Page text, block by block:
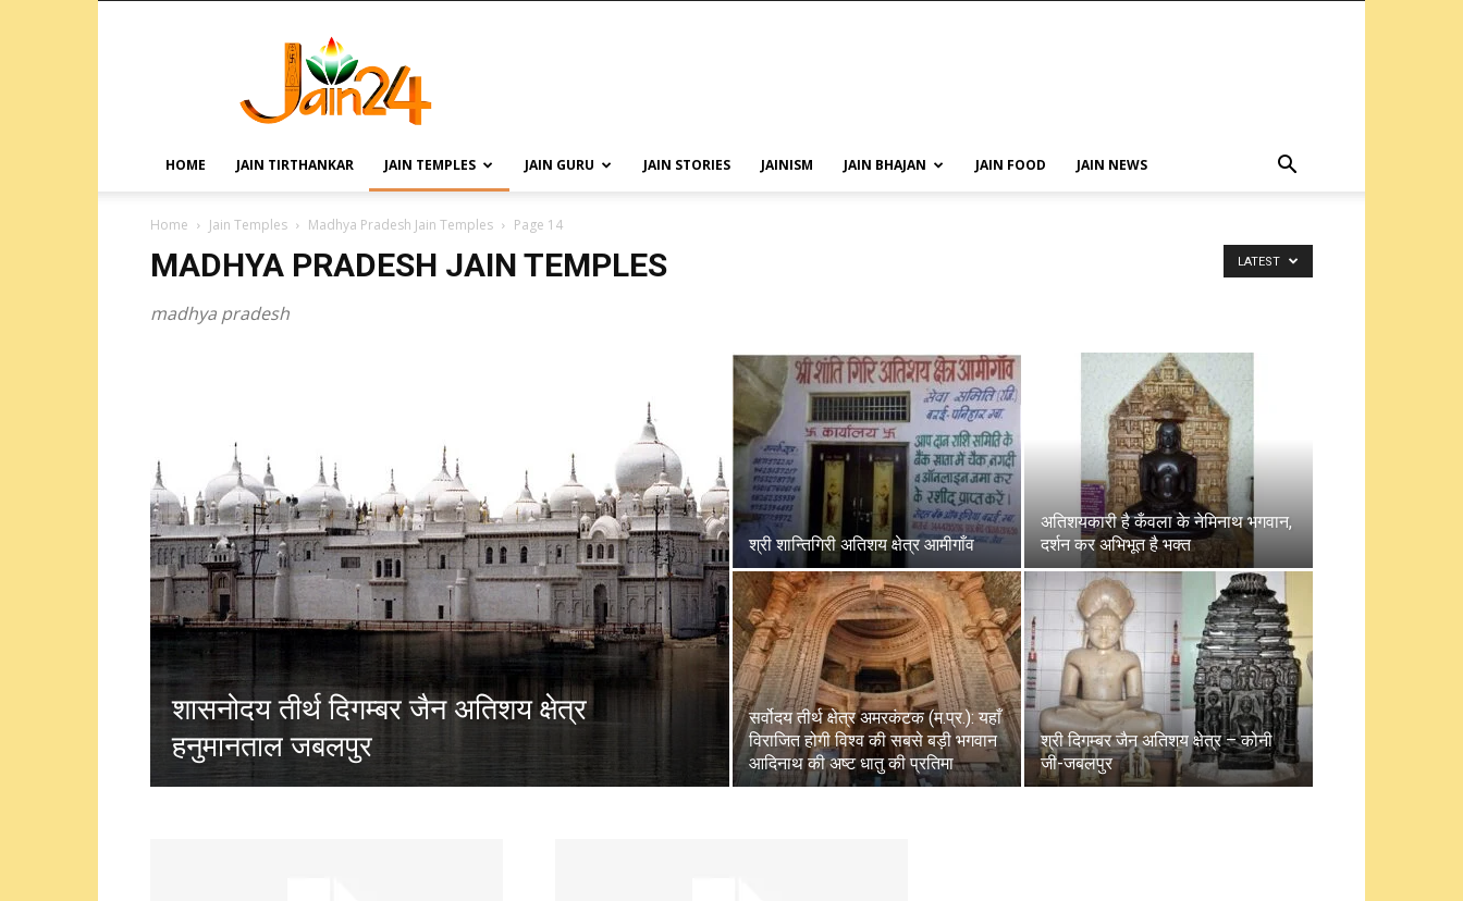
HOME JAIN TIRTHANKAR JAIN TEMPLES JAIN GURU JAIN STORIES JAINISM JAIN BHAJAN JAIN FOOD JAIN NEWS
Home Jain Temples Madhya Pradesh Jain Temples Page 14
MADHYA PRADESH JAIN TEMPLES
madhya pradesh
LATEST
शासनोदय तीर्थ दिगम्बर जैन अतिशय क्षेत्र
हनुमानताल जबलपुर
श्री शान्तिगिरी अतिशय क्षेत्र आमीगाँव
अतिशयकारी है कँवला के नेमिनाथ भगवान,
दर्शन कर अभिभूत है भक्त
सर्वोदय तीर्थ क्षेत्र अमरकंटक (म.प्र.): यहाँ
विराजित होगी विश्व की सबसे बड़ी भगवान
आदिनाथ की अष्ट धातु की प्रतिमा
श्री दिगम्बर जैन अतिशय क्षेत्र – कोनी
जी-जबलपुर